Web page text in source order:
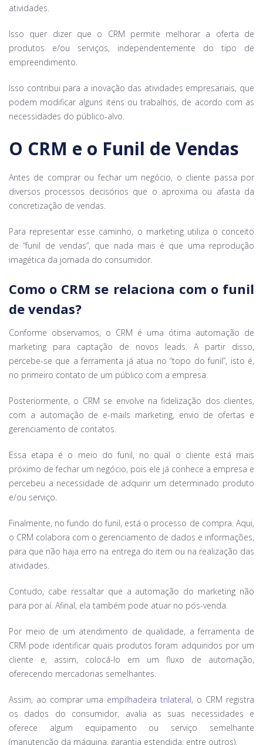
atividades.
Isso quer dizer que o CRM permite melhorar a oferta de
produtos e/ou serviços, independentemente do tipo de
empreendimento.
Isso contribui para a inovação das atividades empresariais, que
podem modificar alguns itens ou trabalhos, de acordo com as
necessidades do público-alvo.
O CRM e o Funil de Vendas
Antes de comprar ou fechar um negócio, o cliente passa por
diversos processos decisórios que o aproxima ou afasta da
concretização de vendas.
Para representar esse caminho, o marketing utiliza o conceito
de “funil de vendas”, que nada mais é que uma reprodução
imagética da jornada do consumidor.
Como o CRM se relaciona com o funil
de vendas?
Conforme observamos, o CRM é uma ótima automação de
marketing para captação de novos leads. A partir disso,
percebe-se que a ferramenta já atua no “topo do funil”, isto é,
no primeiro contato de um público com a empresa.
Posteriormente, o CRM se envolve na fidelização dos clientes,
com a automação de e-mails marketing, envio de ofertas e
gerenciamento de contatos.
Essa etapa é o meio do funil, no qual o cliente está mais
próximo de fechar um negócio, pois ele já conhece a empresa e
percebeu a necessidade de adquirir um determinado produto
e/ou serviço.
Finalmente, no fundo do funil, está o processo de compra. Aqui,
o CRM colabora com o gerenciamento de dados e informações,
para que não haja erro na entrega do item ou na realização das
atividades.
Contudo, cabe ressaltar que a automação do marketing não
para por aí. Afinal, ela também pode atuar no pós-venda.
Por meio de um atendimento de qualidade, a ferramenta de
CRM pode identificar quais produtos foram adquiridos por um
cliente e, assim, colocá-lo em um fluxo de automação,
oferecendo mercadorias semelhantes.
Assim, ao comprar uma empilhadeira trilateral, o CRM registra
os dados do consumidor, avalia as suas necessidades e
oferece algum equipamento ou serviço semelhante
(manutenção da máquina, garantia estendida, entre outros).